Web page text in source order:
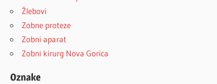
Žlebovi
Zobne proteze
Zobni aparat
Zobni kirurg Nova Gorica
Oznake